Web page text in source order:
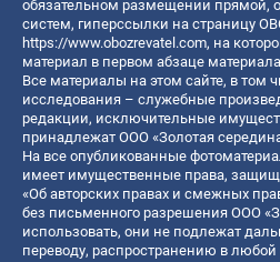
обязательном размещении прямой,
систем, гиперссылки на страницу
https://www.obozrevatel.com, на
материал в первом абзаце
Все материалы на этом сайте, в том
исследования – служебные
редакции, исключительные
принадлежат ООО «Золотая
На все опубликованные
имеет имущественные права,
«Об авторских правах и смежных
без письменного разрешения ООО
использовать, они не подлежат
переводу, распространению в